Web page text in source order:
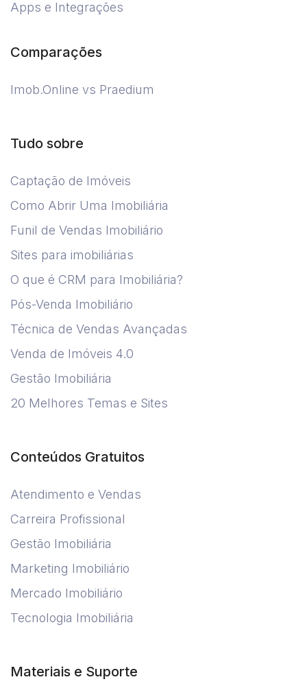
Apps e Integrações
Comparações
Imob.Online vs Praedium
Tudo sobre
Captação de Imóveis
Como Abrir Uma Imobiliária
Funil de Vendas Imobiliário
Sites para imobiliárias
O que é CRM para Imobiliária?
Pós-Venda Imobiliário
Técnica de Vendas Avançadas
Venda de Imóveis 4.0
Gestão Imobiliária
20 Melhores Temas e Sites
Conteúdos Gratuitos
Atendimento e Vendas
Carreira Profissional
Gestão Imobiliária
Marketing Imobiliário
Mercado Imobiliário
Tecnologia Imobiliária
Materiais e Suporte